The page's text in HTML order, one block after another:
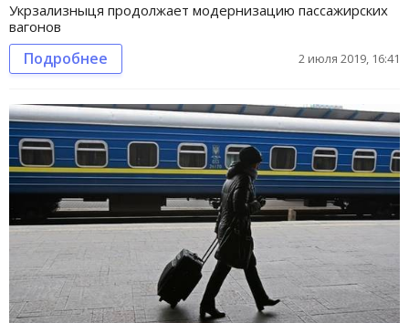
Укрзализныця продолжает модернизацию пассажирских
вагонов
Подробнее 2 июля 2019, 16:41